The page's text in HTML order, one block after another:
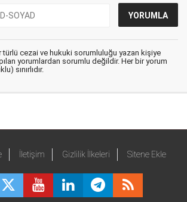
türlü cezai ve hukuki sorumluluğu yazan kişiye
yorumlardan sorumlu değildir. Her bir yorum
sınırlıdır.
İletişim Gizlilik İlkeleri Sitene Ekle